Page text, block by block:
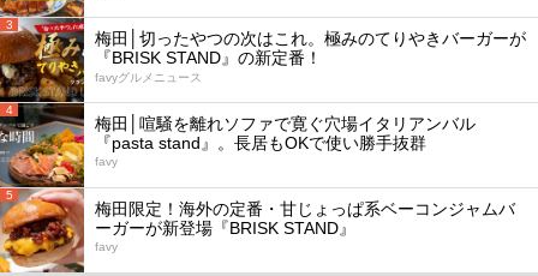
3
梅田│切ったやつの次はこれ。極みのてりやきバーガーが
『BRISK STAND』の新定番！
favyグルメニュース
4
梅田│喧騒を離れソファで寛ぐ穴場イタリアンバル
『pasta stand』。長居もOKで使い勝手抜群
favy
5
梅田限定！海外の定番・甘じょっぱ系ベーコンジャムバ
ーガーが新登場『BRISK STAND』
favy